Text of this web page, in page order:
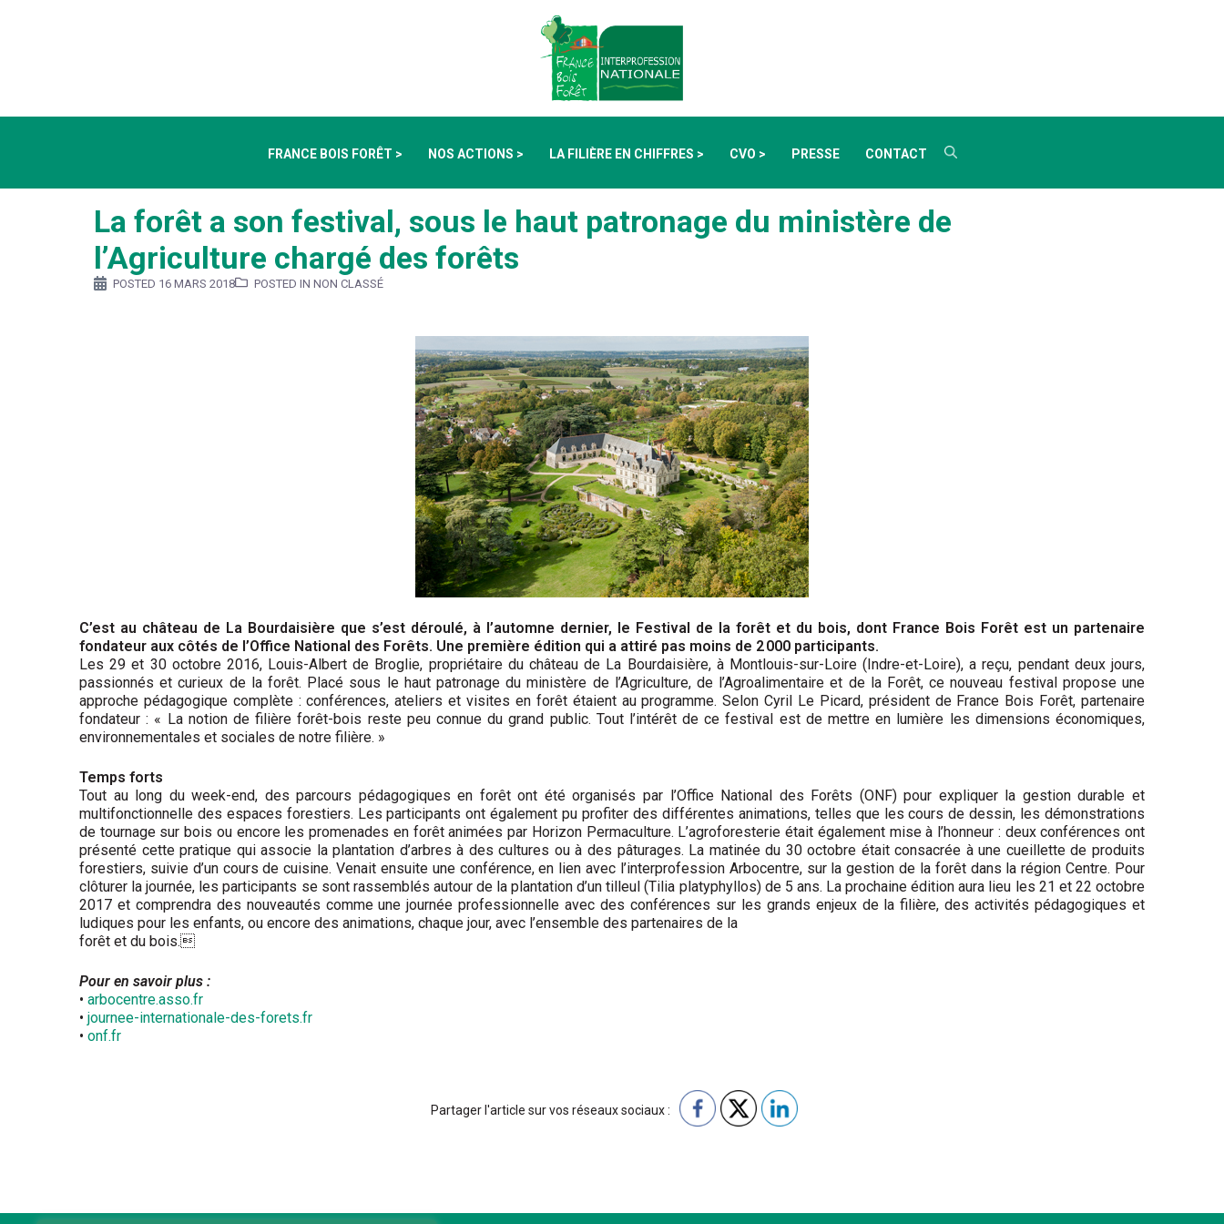
FRANCE BOIS FORÊT > NOS ACTIONS > LA FILIÈRE EN CHIFFRES > CVO > PRESSE CONTACT
La forêt a son festival, sous le haut patronage du ministère de
l’Agriculture chargé des forêts
POSTED 16 MARS 2018 POSTED IN NON CLASSÉ
C’est au château de La Bourdaisière que s’est déroulé, à l’automne dernier, le Festival de la forêt et du bois, dont France Bois Forêt est un partenaire
fondateur aux côtés de l’Office National des Forêts. Une première édition qui a attiré pas moins de 2 000 participants.
Les 29 et 30 octobre 2016, Louis-Albert de Broglie, propriétaire du château de La Bourdaisière, à Montlouis-sur-Loire (Indre-et-Loire), a reçu, pendant deux jours,
passionnés et curieux de la forêt. Placé sous le haut patronage du ministère de l’Agriculture, de l’Agroalimentaire et de la Forêt, ce nouveau festival propose une
approche pédagogique complète : conférences, ateliers et visites en forêt étaient au programme. Selon Cyril Le Picard, président de France Bois Forêt, partenaire
fondateur : « La notion de filière forêt-bois reste peu connue du grand public. Tout l’intérêt de ce festival est de mettre en lumière les dimensions économiques,
environnementales et sociales de notre filière. »
Temps forts
Tout au long du week-end, des parcours pédagogiques en forêt ont été organisés par l’Office National des Forêts (ONF) pour expliquer la gestion durable et
multifonctionnelle des espaces forestiers. Les participants ont également pu profiter des différentes animations, telles que les cours de dessin, les démonstrations
de tournage sur bois ou encore les promenades en forêt animées par Horizon Permaculture. L’agroforesterie était également mise à l’honneur : deux conférences ont
présenté cette pratique qui associe la plantation d’arbres à des cultures ou à des pâturages. La matinée du 30 octobre était consacrée à une cueillette de produits
fores­tiers, suivie d’un cours de cuisine. Venait ensuite une conférence, en lien avec l’interprofession Arbocentre, sur la gestion de la forêt dans la région Centre. Pour
clôturer la journée, les participants se sont rassemblés autour de la plantation d’un tilleul (Tilia platyphyllos) de 5 ans. La prochaine édition aura lieu les 21 et 22 octobre
2017 et comprendra des nouveautés comme une journée professionnelle avec des conférences sur les grands enjeux de la filière, des activités pédagogiques et
ludiques pour les enfants, ou encore des animations, chaque jour, avec l’ensemble des partenaires de la
forêt et du bois.
Pour en savoir plus :
• arbocentre.asso.fr
• journee-internationale-des-forets.fr
• onf.fr
Partager l'article sur vos réseaux sociaux :